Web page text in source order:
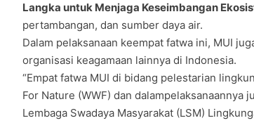
Langka untuk Menjaga Keseimbangan
pertambangan, dan sumber daya air.
Dalam pelaksanaan keempat fatwa ini, MUI
organisasi keagamaan lainnya di Indonesia.
“Empat fatwa MUI di bidang pelestarian
For Nature (WWF) dan dalampelaksanaannya
Lembaga Swadaya Masyarakat (LSM)